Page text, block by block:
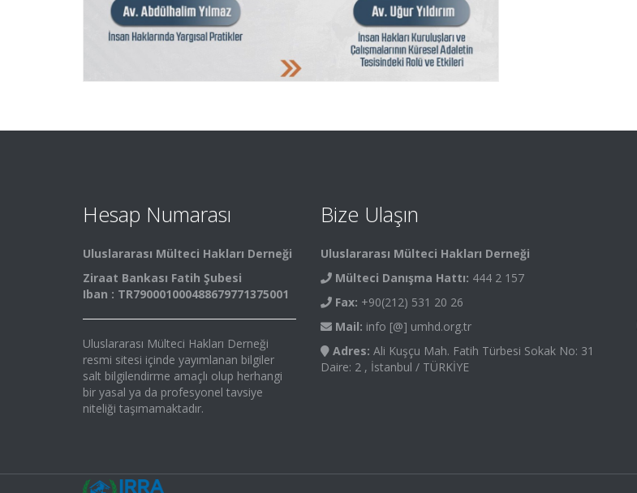
Hesap Numarası
Uluslararası Mülteci Hakları Derneği
Ziraat Bankası Fatih Şubesi
Iban : TR790001000488679771375001
Uluslararası Mülteci Hakları Derneği
resmi sitesi içinde yayımlanan bilgiler
salt bilgilendirme amaçlı olup herhangi
bir yasal ya da profesyonel tavsiye
niteliği taşımamaktadır.
Bize Ulaşın
Uluslararası Mülteci Hakları Derneği
Mülteci Danışma Hattı: 444 2 157
Fax: +90(212) 531 20 26
Mail: info [@] umhd.org.tr
Adres: Ali Kuşçu Mah. Fatih Türbesi Sokak No: 31
Daire: 2 , İstanbul / TÜRKİYE